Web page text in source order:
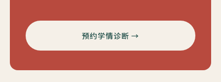
预约学情诊断 →